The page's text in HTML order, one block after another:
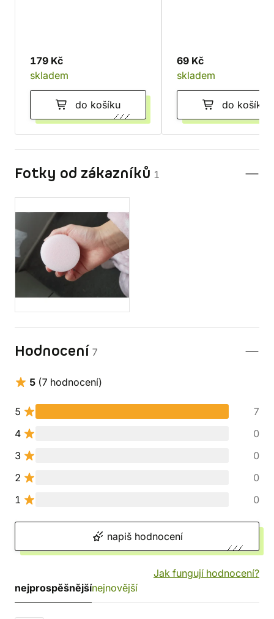
179 Kč
skladem
do košíku
69 Kč
skladem
do košíku
Fotky od zákazníků 1
Hodnocení 7
5 (7 hodnocení)
5
7
4
0
3
0
2
0
1
0
napiš hodnocení
Jak fungují hodnocení?
nejprospěšnějšínejnovější